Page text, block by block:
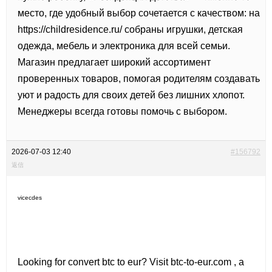
место, где удобный выбор сочетается с качеством: на
https://childresidence.ru/ собраны игрушки, детская
одежда, мебель и электроника для всей семьи.
Магазин предлагает широкий ассортимент
проверенных товаров, помогая родителям создавать
уют и радость для своих детей без лишних хлопот.
Менеджеры всегда готовы помочь с выбором.
2026-07-03 12:40 #156792
返信
vicecdes
Looking for convert btc to eur? Visit btc-to-eur.com , a